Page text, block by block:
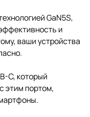
GaN5S,
и
ваши устройства
C, который
этим портом,